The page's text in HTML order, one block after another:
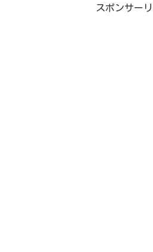
はご存知かと思います。では、気にな
スポンサー